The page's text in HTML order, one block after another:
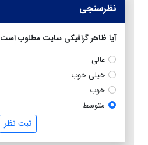
نظرسنجی
آیا ظاهر گرافیکی سایت مطلوب است
عالی
خیلی خوب
خوب
متوسط
ثبت نظر